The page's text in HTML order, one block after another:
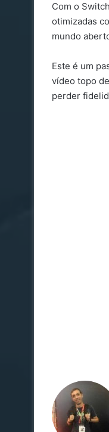
Com o
otimizadas
mundo
Este é um
vídeo topo
perder